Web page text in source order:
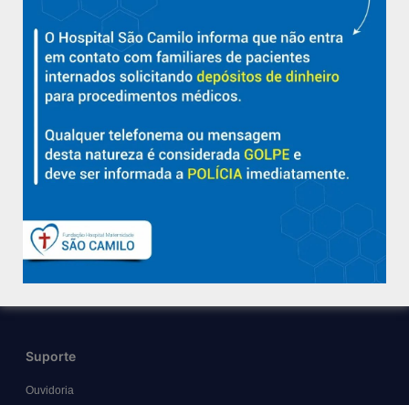
Aracruz e região.
Sobre
Diretorias
Políticas e Normas
Trabalhe Conosco
Suporte
Ouvidoria